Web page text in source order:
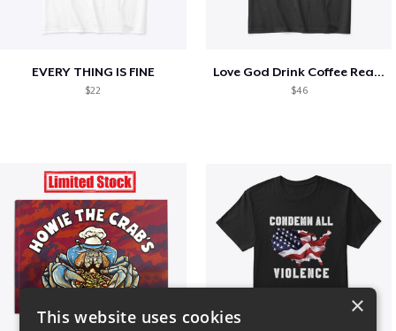
EVERY THING IS FINE
$22
Love God Drink Coffee Read Books
$46
×
This website uses cookies